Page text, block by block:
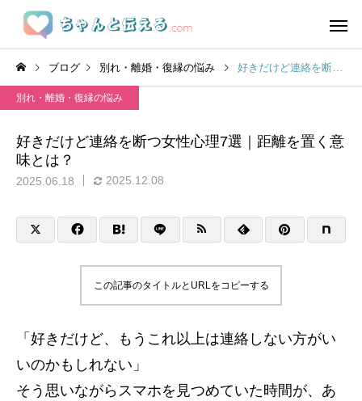
ブログ 別れ・離婚・復縁の悩み 好きだけど連絡を断つ女性心理7選｜距離を置く意味とは？
別れ・離婚・復縁の悩み
好きだけど連絡を断つ女性心理7選｜距離を置く意
味とは？
2025.06.18 2025.12.08
この記事のタイトルとURLをコピーする
「好きだけど、もうこれ以上は連絡しない方がい
いのかもしれない」
そう思いながらスマホを見つめていた時間が、あ